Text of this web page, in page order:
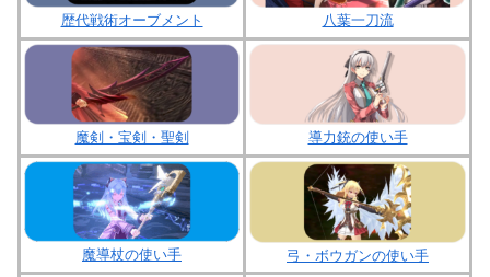
歴代戦術オーブメント 八葉一刀流
魔剣・宝剣・聖剣 導力銃の使い手
魔導杖の使い手 弓・ボウガンの使い手